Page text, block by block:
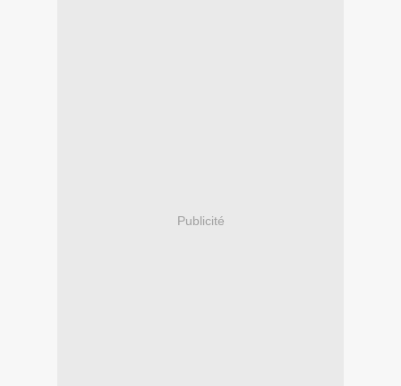
Publicité